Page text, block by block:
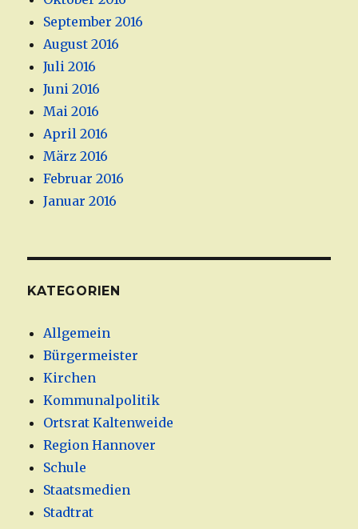
September 2016
August 2016
Juli 2016
Juni 2016
Mai 2016
April 2016
März 2016
Februar 2016
Januar 2016
KATEGORIEN
Allgemein
Bürgermeister
Kirchen
Kommunalpolitik
Ortsrat Kaltenweide
Region Hannover
Schule
Staatsmedien
Stadtrat